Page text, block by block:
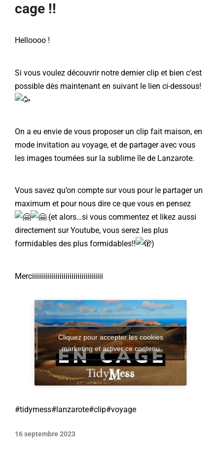
cage !!
Helloooo !
Si vous voulez découvrir notre dernier clip et bien c’est
possible dès maintenant en suivant le lien ci-dessous!
On a eu envie de vous proposer un clip fait maison, en
mode invitation au voyage, et de partager avec vous
les images tournées sur la sublime île de Lanzarote.
Vous savez qu’on compte sur vous pour le partager un
maximum et pour nous dire ce que vous en pensez
(et alors…si vous commentez et likez aussi
directement sur Youtube, vous serez les plus
formidables des plus formidables!!
)
Merciiiiiiiiiiiiiiiiiiiiiiiiiiiiiiiiiiii
Cliquez pour accepter les cookies
marketing et activer ce contenu
#tidymess#lanzarote#clip#voyage
16 septembre 2023